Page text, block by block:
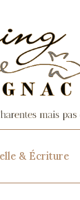
& Écriture